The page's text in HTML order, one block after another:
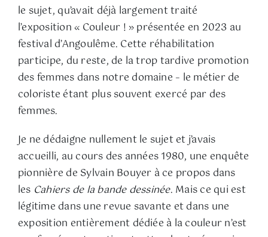
le sujet, qu’avait déjà largement traité
l’exposition « Couleur ! » présentée en 2023 au
festival d’Angoulême. Cette réhabilitation
participe, du reste, de la trop tardive promotion
des femmes dans notre domaine – le métier de
coloriste étant plus souvent exercé par des
femmes.
Je ne dédaigne nullement le sujet et j’avais
accueilli, au cours des années 1980, une enquête
pionnière de Sylvain Bouyer à ce propos dans
les Cahiers de la bande dessinée. Mais ce qui est
légitime dans une revue savante et dans une
exposition entièrement dédiée à la couleur n’est